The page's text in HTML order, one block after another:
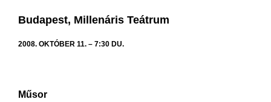
Budapest, Millenáris Teátrum
2008. OKTÓBER 11. – 7:30 DU.
Műsor